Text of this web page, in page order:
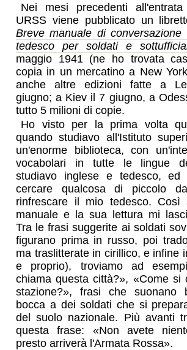
Nei mesi precedenti
URSS viene pubblicato un
Breve manuale di conversazione
tedesco per soldati e
maggio 1941 (ne ho trovata
copia in un mercatino a New
anche altre edizioni fatte a
giugno; a Kiev il 7 giugno, a
tutto 5 milioni di copie.
Ho visto per la prima volta
quando studiavo all'Istituto
un'enorme biblioteca, con
vocabolari in tutte le lingue
studiavo inglese e tedesco,
cercare qualcosa di piccolo
rinfrescare il mio tedesco. Così
manuale e la sua lettura mi
Tra le frasi suggerite ai soldati
figurano prima in russo, poi
ma traslitterate in cirillico, e infine
e proprio), troviamo ad
chiama questa città?», «Come si
stazione?», frasi che suonano
bocca a dei soldati che si
del suolo nazionale. Più avanti
questa frase: «Non avete
presto arriverà l'Armata Rossa».